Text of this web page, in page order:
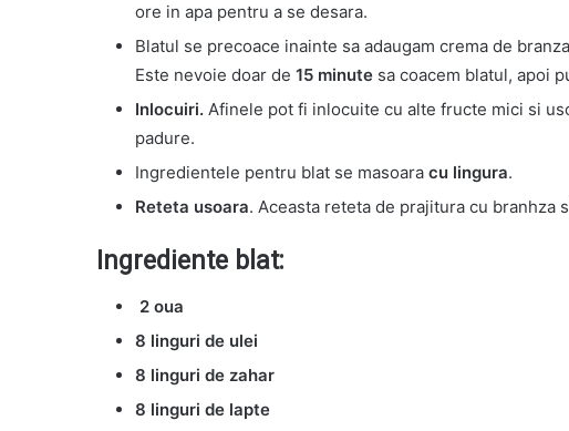
ore in apa pentru a se desara.
Blatul se precoace inainte sa adaugam crema de
Este nevoie doar de 15 minute sa coacem blatul, apoi
Inlocuiri. Afinele pot fi inlocuite cu alte fructe mici si
padure.
Ingredientele pentru blat se masoara cu lingura.
Reteta usoara. Aceasta reteta de prajitura cu branhza
Ingrediente blat:
2 oua
8 linguri de ulei
8 linguri de zahar
8 linguri de lapte